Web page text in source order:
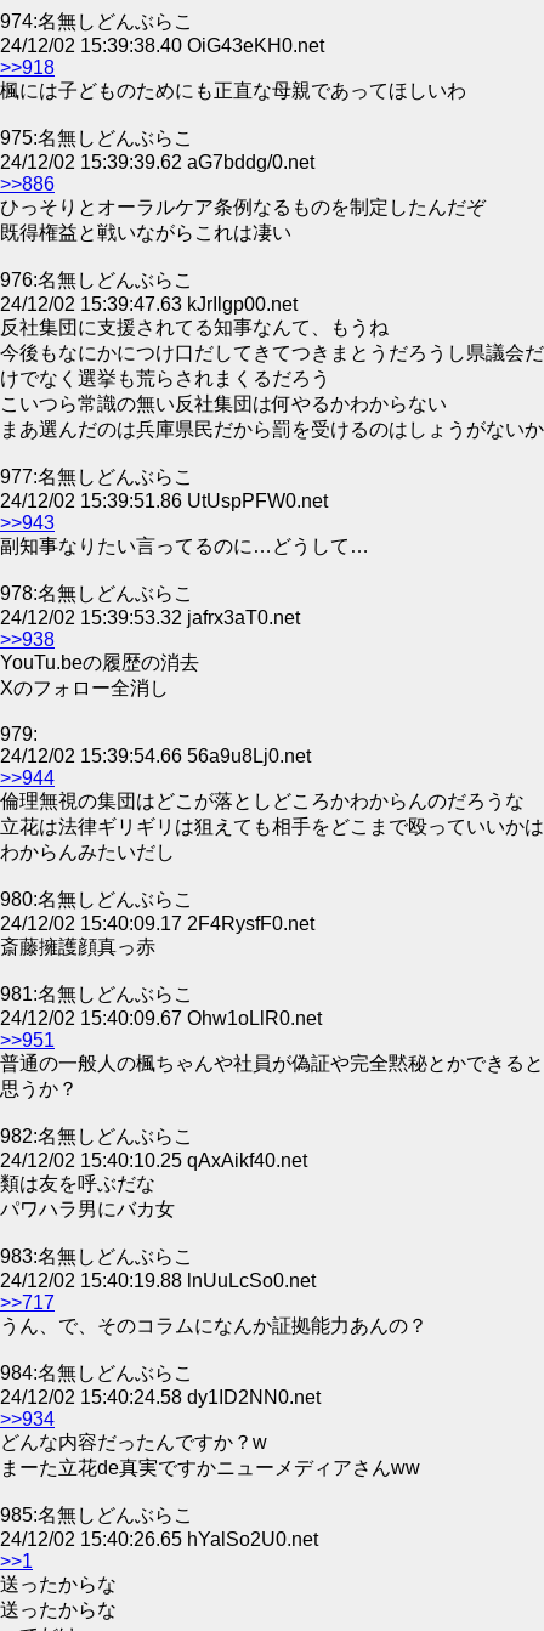
974:名無しどんぶらこ
24/12/02 15:39:38.40 OiG43eKH0.net
>>918
楓には子どものためにも正直な母親であってほしいわ
975:名無しどんぶらこ
24/12/02 15:39:39.62 aG7bddg/0.net
>>886
ひっそりとオーラルケア条例なるものを制定したんだぞ
既得権益と戦いながらこれは凄い
976:名無しどんぶらこ
24/12/02 15:39:47.63 kJrIlgp00.net
反社集団に支援されてる知事なんて、もうね
今後もなにかにつけ口だしてきてつきまとうだろうし県議会だ
けでなく選挙も荒らされまくるだろう
こいつら常識の無い反社集団は何やるかわからない
まあ選んだのは兵庫県民だから罰を受けるのはしょうがないか
977:名無しどんぶらこ
24/12/02 15:39:51.86 UtUspPFW0.net
>>943
副知事なりたい言ってるのに…どうして…
978:名無しどんぶらこ
24/12/02 15:39:53.32 jafrx3aT0.net
>>938
YouTu.beの履歴の消去
Xのフォロー全消し
979:
24/12/02 15:39:54.66 56a9u8Lj0.net
>>944
倫理無視の集団はどこが落としどころかわからんのだろうな
立花は法律ギリギリは狙えても相手をどこまで殴っていいかは
わからんみたいだし
980:名無しどんぶらこ
24/12/02 15:40:09.17 2F4RysfF0.net
斎藤擁護顔真っ赤
981:名無しどんぶらこ
24/12/02 15:40:09.67 Ohw1oLlR0.net
>>951
普通の一般人の楓ちゃんや社員が偽証や完全黙秘とかできると
思うか？
982:名無しどんぶらこ
24/12/02 15:40:10.25 qAxAikf40.net
類は友を呼ぶだな
パワハラ男にバカ女
983:名無しどんぶらこ
24/12/02 15:40:19.88 lnUuLcSo0.net
>>717
うん、で、そのコラムになんか証拠能力あんの？
984:名無しどんぶらこ
24/12/02 15:40:24.58 dy1ID2NN0.net
>>934
どんな内容だったんですか？w
まーた立花de真実ですかニューメディアさんww
985:名無しどんぶらこ
24/12/02 15:40:26.65 hYalSo2U0.net
>>1
送ったからな
送ったからな